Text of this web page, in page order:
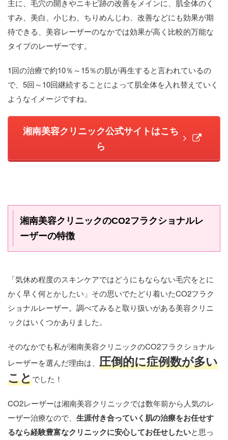
主に、毛穴の開きやニキビ跡の改善をメインに、肌全体のく
すみ、美白、小じわ、ちりめんじわ、改善などにも効果が期
待できる、美容レーザーのなかでは効果が高く比較的万能な
タイプのレーザーです。
1回の治療で約10％～15％の肌が再生すると言われているの
で、5回～10回継続することによって肌全体を入れ替えていく
ようなイメージですね。
湘南美容クリニック公式サイトはこち
ら
湘南美容クリニックのCO2フラクショナルレ
ーザーの特徴
「気休め程度のスキンケアではどうにもならない毛穴をとに
かく早く何とかしたい」その思いでたどり着いたCO2フラク
ショナルレーザー。調べてみると取り扱いがある美容クリニ
ックはいくつかありました。
そのなかでも私が湘南美容クリニックのCO2フラクショナル
レーザーを選んだ理由は、 圧倒的に症例数が多い
ことでした！
CO2レーザーは湘南美容クリニックでは数年前から人気のレ
ーザー治療なので、 生涯付き合っていく肌の治療をお任せす
るなら経験豊富なクリニックに安心してお任せしたいと思っ